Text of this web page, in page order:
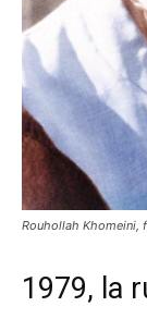
Rouhollah Khomeini,
1979, la